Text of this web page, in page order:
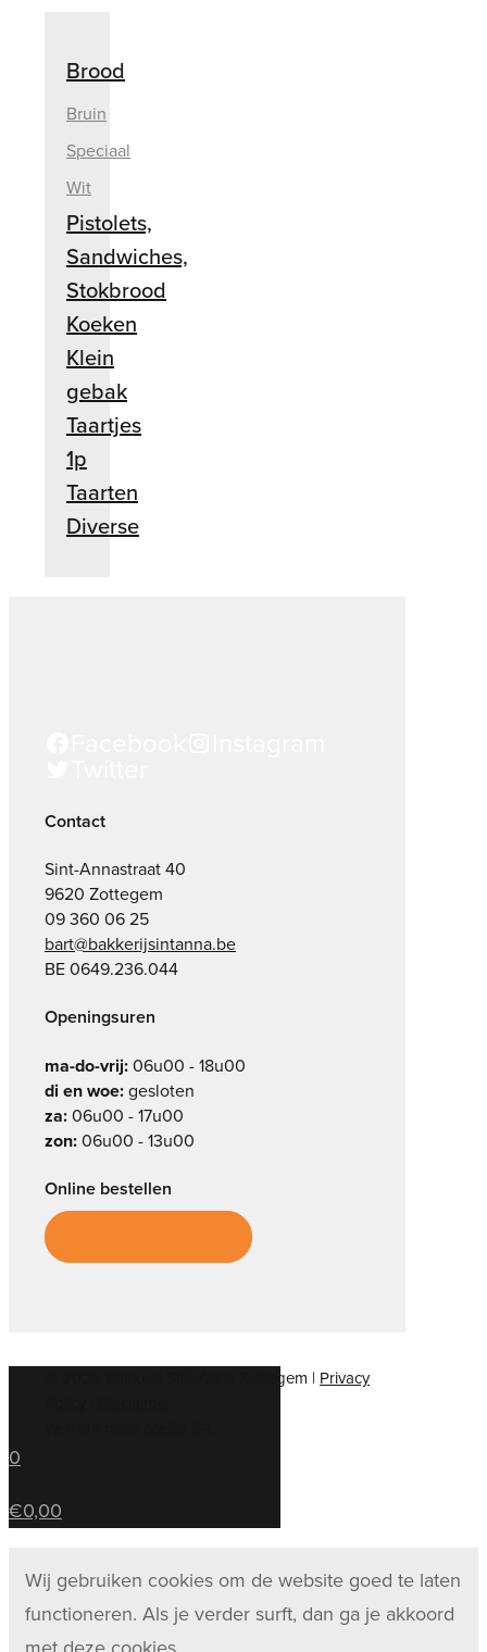
Brood
Bruin
Speciaal
Wit
Pistolets,
Sandwiches,
Stokbrood
Koeken
Klein
gebak
Taartjes
1p
Taarten
Diverse
Contact
Sint-Annastraat 40
9620 Zottegem
09 360 06 25
bart@bakkerijsintanna.be
BE 0649.236.044
Openingsuren
ma-do-vrij:06u00 - 18u00
di en woe:gesloten
za:06u00 - 17u00
zon:06u00 - 13u00
Online bestellen
© 2026 Bakkerij Sint-Anna Zottegem | Privacy
0
€0,00
Wij gebruiken cookies om de website goed te laten
functioneren. Als je verder surft, dan ga je akkoord